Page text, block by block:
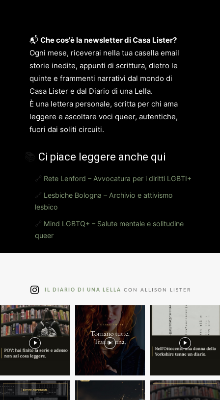
📬 Che cos'è la newsletter di Casa Lister?
Ogni mese, riceverai nella tua casella email
storie inedite, appunti di scrittura, dietro le
quinte e frammenti narrativi dal mondo di
Casa Lister e dal Diario di una Lella.
È una lettera personale, scritta per chi ama
leggere e ascoltare voci queer, autentiche,
fuori dai soliti circuiti.
Ci piace leggere anche qui
🔗 Rete Lenford – Avvocatura per i diritti LGBTI+
🔗 Lesbiche Bologna – Archivio e attivismo
lesbico
🔗 Mind LGBTQ+ – Salute mentale e solitudine
queer
IL DIARIO DI UNA LELLA CON ALLISON LISTER